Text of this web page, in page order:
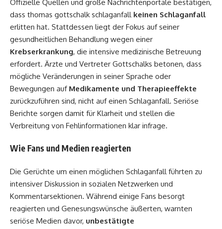
Offizielle Quellen und große Nachrichtenportale bestätigen,
dass thomas gottschalk schlaganfall keinen Schlaganfall
erlitten hat. Stattdessen liegt der Fokus auf seiner
gesundheitlichen Behandlung wegen einer
Krebserkrankung, die intensive medizinische Betreuung
erfordert. Ärzte und Vertreter Gottschalks betonen, dass
mögliche Veränderungen in seiner Sprache oder
Bewegungen auf Medikamente und Therapieeffekte
zurückzuführen sind, nicht auf einen Schlaganfall. Seriöse
Berichte sorgen damit für Klarheit und stellen die
Verbreitung von Fehlinformationen klar infrage.
Wie Fans und Medien reagierten
Die Gerüchte um einen möglichen Schlaganfall führten zu
intensiver Diskussion in sozialen Netzwerken und
Kommentarsektionen. Während einige Fans besorgt
reagierten und Genesungswünsche äußerten, warnten
seriöse Medien davor, unbestätigte